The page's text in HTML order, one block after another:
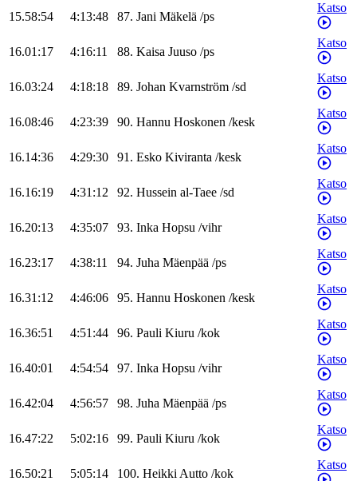
15.58:54 4:13:48 87. Jani Mäkelä /ps
Katso
16.01:17 4:16:11 88. Kaisa Juuso /ps
Katso
16.03:24 4:18:18 89. Johan Kvarnström /sd
Katso
16.08:46 4:23:39 90. Hannu Hoskonen /kesk
Katso
16.14:36 4:29:30 91. Esko Kiviranta /kesk
Katso
16.16:19 4:31:12 92. Hussein al-Taee /sd
Katso
16.20:13 4:35:07 93. Inka Hopsu /vihr
Katso
16.23:17 4:38:11 94. Juha Mäenpää /ps
Katso
16.31:12 4:46:06 95. Hannu Hoskonen /kesk
Katso
16.36:51 4:51:44 96. Pauli Kiuru /kok
Katso
16.40:01 4:54:54 97. Inka Hopsu /vihr
Katso
16.42:04 4:56:57 98. Juha Mäenpää /ps
Katso
16.47:22 5:02:16 99. Pauli Kiuru /kok
Katso
16.50:21 5:05:14 100. HeikkiAutto /kok
Katso